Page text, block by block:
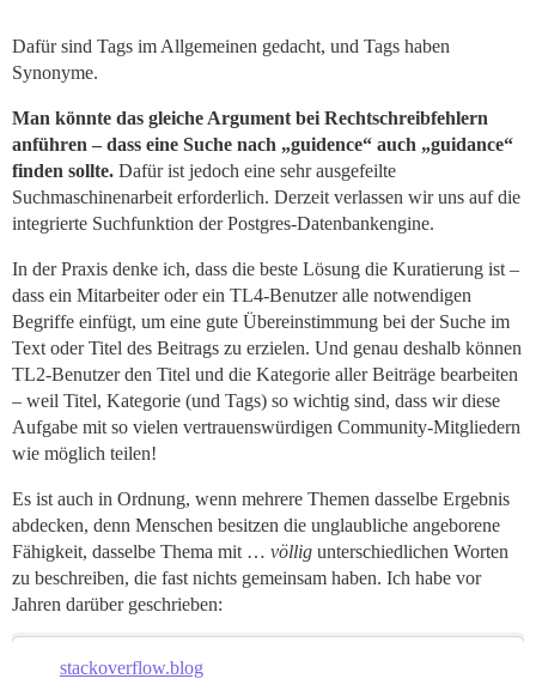
Dafür sind Tags im Allgemeinen gedacht, und Tags haben
Synonyme.
Man könnte das gleiche Argument bei Rechtschreibfehlern
anführen – dass eine Suche nach „guidence“ auch „guidance“
finden sollte. Dafür ist jedoch eine sehr ausgefeilte
Suchmaschinenarbeit erforderlich. Derzeit verlassen wir uns auf die
integrierte Suchfunktion der Postgres-Datenbankengine.
In der Praxis denke ich, dass die beste Lösung die Kuratierung ist –
dass ein Mitarbeiter oder ein TL4-Benutzer alle notwendigen
Begriffe einfügt, um eine gute Übereinstimmung bei der Suche im
Text oder Titel des Beitrags zu erzielen. Und genau deshalb können
TL2-Benutzer den Titel und die Kategorie aller Beiträge bearbeiten
– weil Titel, Kategorie (und Tags) so wichtig sind, dass wir diese
Aufgabe mit so vielen vertrauenswürdigen Community-Mitgliedern
wie möglich teilen!
Es ist auch in Ordnung, wenn mehrere Themen dasselbe Ergebnis
abdecken, denn Menschen besitzen die unglaubliche angeborene
Fähigkeit, dasselbe Thema mit … völlig unterschiedlichen Worten
zu beschreiben, die fast nichts gemeinsam haben. Ich habe vor
Jahren darüber geschrieben:
stackoverflow.blog